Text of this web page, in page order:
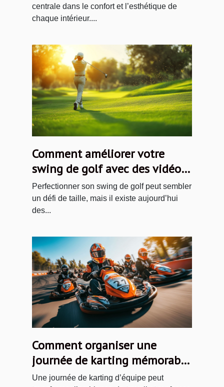
centrale dans le confort et l’esthétique de
chaque intérieur....
Comment améliorer votre
swing de golf avec des vidéos
en ligne
Perfectionner son swing de golf peut sembler
un défi de taille, mais il existe aujourd’hui
des...
Comment organiser une
journée de karting mémorable
pour votre équipe ?
Une journée de karting d’équipe peut